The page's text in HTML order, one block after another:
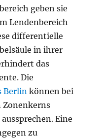
geben sie
Lendenbereich
differentielle
in ihrer
das
Die
Berlinkönnen bei
Zonenkerns
Eine
zu